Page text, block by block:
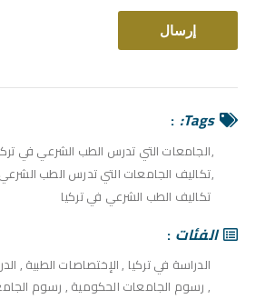
Tags:
الجامعات التي تدرس الطب الشرعي في
تكاليف الجامعات التي تدرس الطب الشرعي
تكاليف الطب الشرعي في تركيا
الفئات
الدراسة في تركيا ,الإختصاصات الطبية ,
, رسوم الجامعات الحكومية , رسوم